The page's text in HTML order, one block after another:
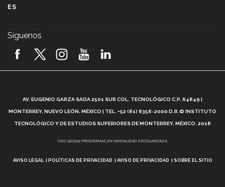
2026! (video)
¿Cómo es el Modelo Educativo Tec? (video)
Vida Tec: Feminismo e Inteligencia Artificial, Paola
ES
Síguenos
AV. EUGENIO GARZA SADA 2501 SUR COL. TECNOLÓGICO C.P. 64849 |
MONTERREY, NUEVO LEÓN, MÉXICO | TEL. +52 (81) 8358-2000 D.R.© INSTITUTO
TECNOLÓGICO Y DE ESTUDIOS SUPERIORES DE MONTERREY, MÉXICO. 2018
*DEC-520912 PROGRAMAS EN MODALIDAD ESCOLARIZADA.
AVISO LEGAL POLÍTICAS DE PRIVACIDAD AVISO DE PRIVACIDAD SOBRE EL SITIO